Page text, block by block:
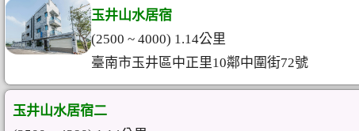
玉井山水居宿
(2500 ~ 4000) 1.14公里
臺南市玉井區中正里10鄰中圍街72號
玉井山水居宿二